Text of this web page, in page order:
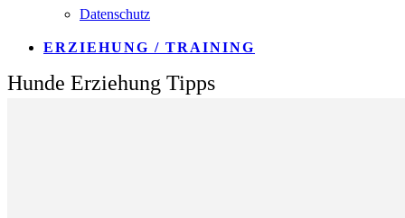
Datenschutz
ERZIEHUNG / TRAINING
Hunde Erziehung Tipps